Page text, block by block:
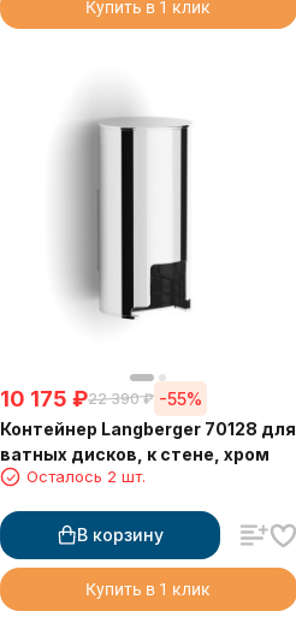
Купить в 1 клик
10 175 ₽22 390 ₽ -55%
Контейнер Langberger 70128 для
ватных дисков, к стене, хром
Осталось 2 шт.
В корзину
Купить в 1 клик